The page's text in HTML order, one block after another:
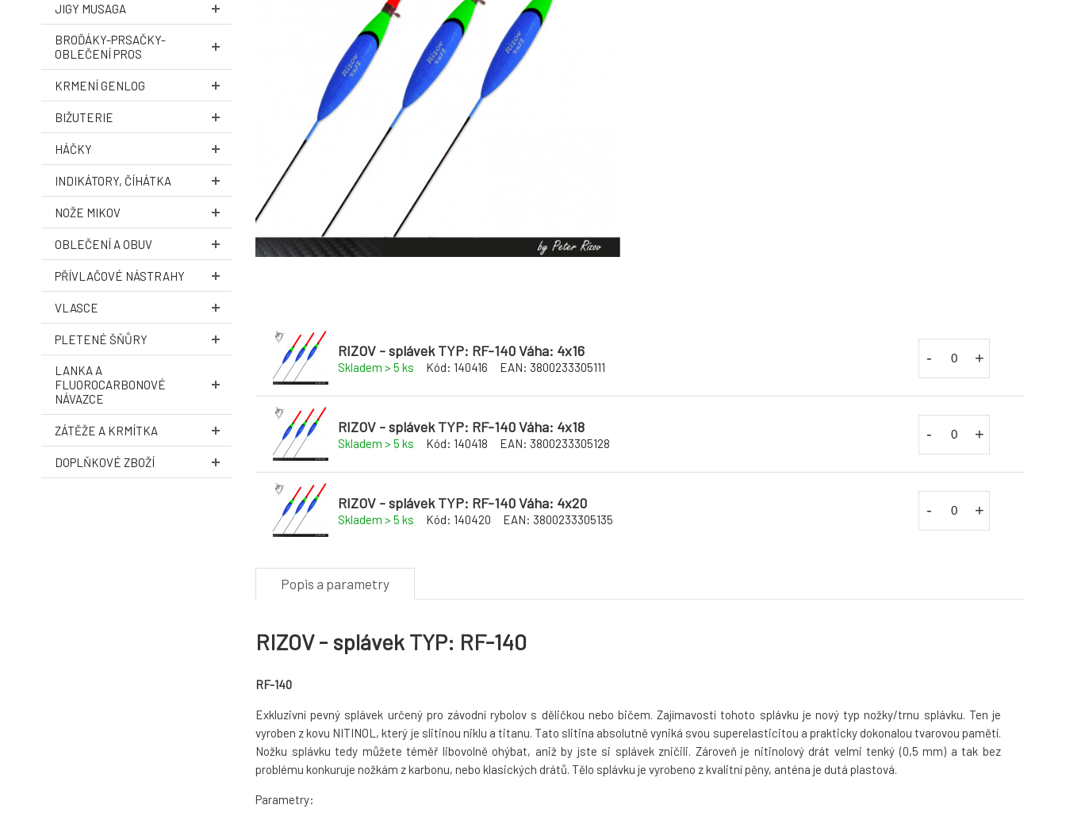
JIGY MUSAGA
BROĎÁKY-PRSAČKY-
OBLEČENÍ PROS
KRMENÍ GENLOG
BIŽUTERIE
HÁČKY
INDIKÁTORY, ČÍHÁTKA
NOŽE MIKOV
OBLEČENÍ A OBUV
PŘÍVLAČOVÉ NÁSTRAHY
VLASCE
PLETENÉ ŠŇŮRY
LANKA A
FLUOROCARBONOVÉ
NÁVAZCE
ZÁTĚŽE A KRMÍTKA
DOPLŇKOVÉ ZBOŽÍ
RIZOV - splávek TYP: RF-140 Váha: 4x16
Skladem > 5 ks Kód: 140416 EAN: 3800233305111
- +
RIZOV - splávek TYP: RF-140 Váha: 4x18
Skladem > 5 ks Kód: 140418 EAN: 3800233305128
- +
RIZOV - splávek TYP: RF-140 Váha: 4x20
Skladem > 5 ks Kód: 140420 EAN: 3800233305135
- +
Popis a parametry
RIZOV - splávek TYP: RF-140
RF-140
Exkluzivní pevný splávek určený pro závodní rybolov s děličkou nebo bičem. Zajímavostí tohoto splávku je nový typ nožky/trnu splávku. Ten je
vyroben z kovu NITINOL, který je slitinou niklu a titanu. Tato slitina absolutně vyniká svou superelasticitou a prakticky dokonalou tvarovou pamětí.
Nožku splávku tedy můžete téměř libovolně ohýbat, aniž by jste si splávek zničili. Zároveň je nitinolový drát velmi tenký (0,5 mm) a tak bez
problému konkuruje nožkám z karbonu, nebo klasických drátů. Tělo splávku je vyrobeno z kvalitní pěny, anténa je dutá plastová.
Parametry: